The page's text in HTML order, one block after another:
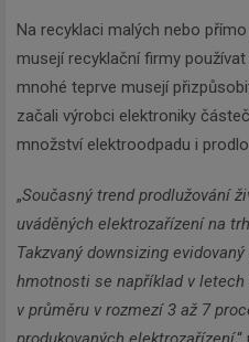
Na recyklaci malých nebo
musejí recyklační firmy
mnohé teprve musejí
začali výrobci elektroniky
množství elektroodpadu i
„Současný trend prodlužování
uváděných elektrozařízení na
Takzvaný downsizing
hmotnosti se například v letech
v průměru v rozmezí 3 až 7